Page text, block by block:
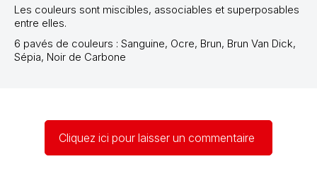
Les couleurs sont miscibles, associables et superposables
entre elles.
6 pavés de couleurs : Sanguine, Ocre, Brun, Brun Van Dick,
Sépia, Noir de Carbone
Cliquez ici pour laisser un commentaire